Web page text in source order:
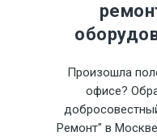
Произошла
офисе?
Ремонт" в